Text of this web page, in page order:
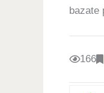
bazate
166